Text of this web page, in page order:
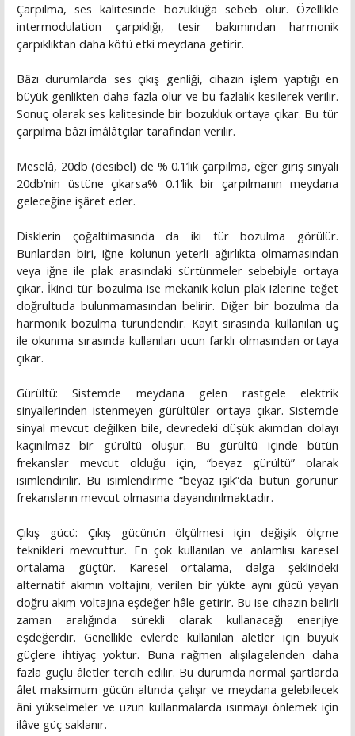
Çarpılma, ses kalitesinde bozukluğa sebeb olur. Özellikle
intermodulation çarpıklığı, tesir bakımından harmonik
çarpıklıktan daha kötü etki meydana getirir.
Bâzı durumlarda ses çıkış genliği, cihazın işlem yaptığı en
büyük genlikten daha fazla olur ve bu fazlalık kesilerek verilir.
Sonuç olarak ses kalitesinde bir bozukluk ortaya çıkar. Bu tür
çarpılma bâzı îmâlâtçılar tarafından verilir.
Meselâ, 20db (desibel) de % 0.1’lik çarpılma, eğer giriş sinyali
20db’nin üstüne çıkarsa% 0.1’lik bir çarpılmanın meydana
geleceğine işâret eder.
Disklerin çoğaltılmasında da iki tür bozulma görülür.
Bunlardan biri, iğne kolunun yeterli ağırlıkta olmamasından
veya iğne ile plak arasındaki sürtünmeler sebebiyle ortaya
çıkar. İkinci tür bozulma ise mekanik kolun plak izlerine teğet
doğrultuda bulunmamasından belirir. Diğer bir bozulma da
harmonik bozulma türündendir. Kayıt sırasında kullanılan uç
ile okunma sırasında kullanılan ucun farklı olmasından ortaya
çıkar.
Gürültü: Sistemde meydana gelen rastgele elektrik
sinyallerinden istenmeyen gürültüler ortaya çıkar. Sistemde
sinyal mevcut değilken bile, devredeki düşük akımdan dolayı
kaçınılmaz bir gürültü oluşur. Bu gürültü içinde bütün
frekanslar mevcut olduğu için, “beyaz gürültü” olarak
isimlendirilir. Bu isimlendirme “beyaz ışık”da bütün görünür
frekansların mevcut olmasına dayandırılmaktadır.
Çıkış gücü: Çıkış gücünün ölçülmesi için değişik ölçme
teknikleri mevcuttur. En çok kullanılan ve anlamlısı karesel
ortalama güçtür. Karesel ortalama, dalga şeklindeki
alternatif akımın voltajını, verilen bir yükte aynı gücü yayan
doğru akım voltajına eşdeğer hâle getirir. Bu ise cihazın belirli
zaman aralığında sürekli olarak kullanacağı enerjiye
eşdeğerdir. Genellikle evlerde kullanılan aletler için büyük
güçlere ihtiyaç yoktur. Buna rağmen alışılagelenden daha
fazla güçlü âletler tercih edilir. Bu durumda normal şartlarda
âlet maksimum gücün altında çalışır ve meydana gelebilecek
âni yükselmeler ve uzun kullanmalarda ısınmayı önlemek için
ilâve güç saklanır.